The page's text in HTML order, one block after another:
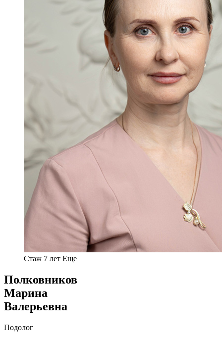
Стаж 7 лет Еще
Полковников
Марина
Валерьевна
Подолог